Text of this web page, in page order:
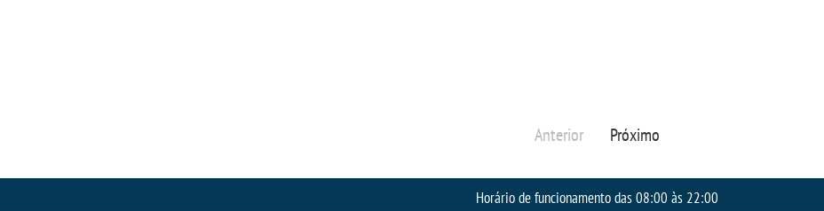
Anterior Próximo
Horário de funcionamento das 08:00 às 22:00